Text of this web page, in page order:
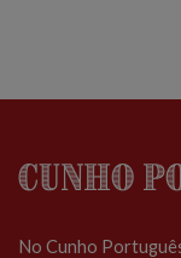
Cunho
No Cunho